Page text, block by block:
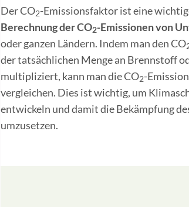
Der CO2-Emissionsfaktor ist eine
Berechnung der CO2-Emissionen von
oder ganzen Ländern. Indem man den CO
der tatsächlichen Menge an Brennstoff
multipliziert, kann man die CO2-
vergleichen. Dies ist wichtig, um
entwickeln und damit die Bekämpfung
umzusetzen.